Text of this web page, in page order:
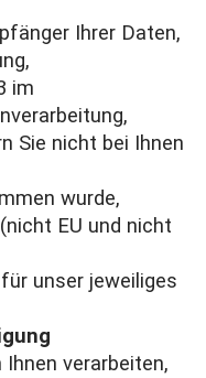
Ihrer Daten,
im
Sie nicht bei Ihnen
wurde,
EU und nicht
unser jeweiliges
verarbeiten,